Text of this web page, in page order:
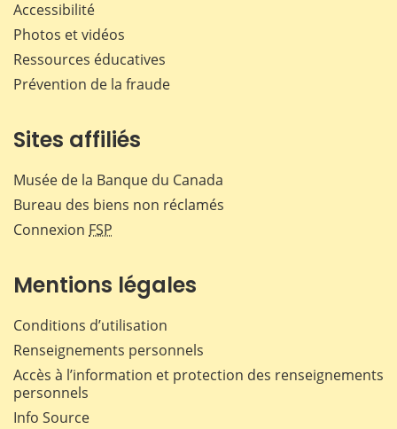
Accessibilité
Photos et vidéos
Ressources éducatives
Prévention de la fraude
Sites affiliés
Musée de la Banque du Canada
Bureau des biens non réclamés
Connexion FSP
Mentions légales
Conditions d’utilisation
Renseignements personnels
Accès à l’information et protection des renseignements
personnels
Info Source